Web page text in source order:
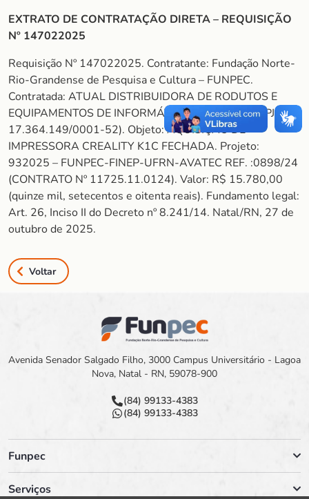
EXTRATO DE CONTRATAÇÃO DIRETA – REQUISIÇÃO
Nº 147022025
Requisição Nº 147022025. Contratante: Fundação Norte-
Rio-Grandense de Pesquisa e Cultura – FUNPEC.
Contratada: ATUAL DISTRIBUIDORA DE RODUTOS E
EQUIPAMENTOS DE INFORMÁTICA EIRELI ME (CNPJ
17.364.149/0001-52). Objeto: AQUISIÇÃO DE
IMPRESSORA CREALITY K1C FECHADA. Projeto:
932025 – FUNPEC-FINEP-UFRN-AVATEC REF. :0898/24
(CONTRATO Nº 11725.11.0124). Valor: R$ 15.780,00
(quinze mil, setecentos e oitenta reais). Fundamento legal:
Art. 26, Inciso II do Decreto nº 8.241/14. Natal/RN, 27 de
outubro de 2025.
Voltar
Avenida Senador Salgado Filho, 3000 Campus Universitário - Lagoa
Nova, Natal - RN, 59078-900
(84) 99133-4383
(84) 99133-4383
Funpec
Serviços